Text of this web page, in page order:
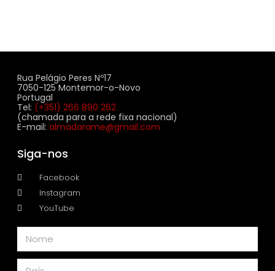
Rua Pelágio Peres Nº17
7050-125 Montemor-o-Novo
Portugal
Tel: (+351) 266 890 262
(chamada para a rede fixa nacional)
E-mail: almadarame@gmail.com
Siga-nos
Facebook
Instagram
YouTube